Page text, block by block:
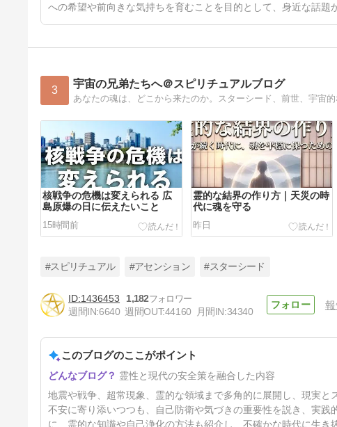
への希望や前向きな気持ちを育むことを目的として、身近な話題
3 宇宙の兄弟たちへ＠スピリチュアルブログ
核戦争の危機は変えられる 広
島原爆の日に伝えたいこと
15時間前
霊的な結界の作り方｜天災の時
代に魂を守る
昨日
ュアルスクール「宇宙の兄弟た
ちへ」
4日前
#スピリチュアル #アセンション #スターシード
1436453
1,182
週間IN:6640 週間OUT:44160 月間IN:34340
このブログのここがポイント
霊性と現代の安全策を融合した内容
地震や戦争、超常現象、霊的な領域まで多角的に展開し、現実
不安に寄り添いつつも、自己防衛や気づきの重要性を説き、実
に、霊的な知識や自己浄化の方法も紹介し、不確かな時代に生